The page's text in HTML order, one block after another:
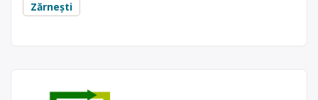
Zărnești